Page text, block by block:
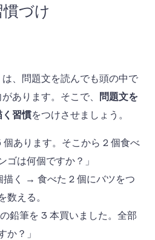
づけ
、問題文を読んでも頭の中で
あります。そこで、 問題文を
習慣をつけさせましょう。
個あります。そこから 2 個食べ
ゴは何個ですか？」
描く → 食べた 2 個にバツをつ
数える。
鉛筆を 3 本買いました。全部
か？」